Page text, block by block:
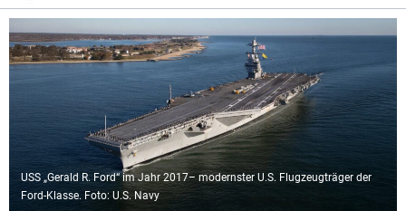
USS „Gerald R. Ford“ im Jahr 2017– modernster U.S. Flugzeugträger der
Ford-Klasse. Foto: U.S. Navy